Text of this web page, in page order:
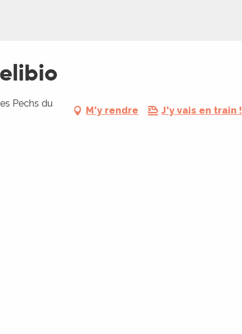
Pechs du
M'y rendre J'y vais en train !